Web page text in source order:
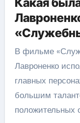
В фильме
Лавроненко
главных
большим
положительных